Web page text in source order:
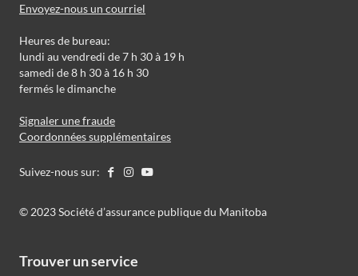
Envoyez-nous un courriel
Heures de bureau:
lundi au vendredi de 7 h 30 à 19 h
samedi de 8 h 30 à 16 h 30
fermés le dimanche
Signaler une fraude
Coordonnées supplémentaires
Suivez-nous sur:
©️️ 2023 Société d’assurance publique du Manitoba
Trouver un service